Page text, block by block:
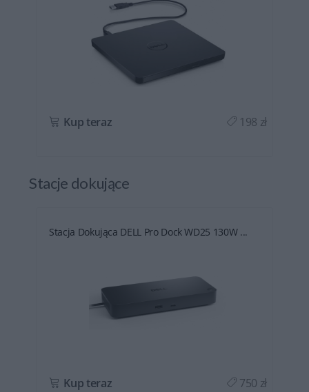
Kup teraz 198 zł
Stacje dokujące
Stacja Dokująca DELL Pro Dock WD25 130W ...
Kup teraz 750 zł